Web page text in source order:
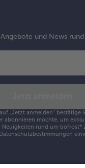
und News
„Jetzt anmelden" bestätige
abonnieren möchte, um
Neuigkeiten rund um bofrost*